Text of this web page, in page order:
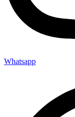
Whatsapp